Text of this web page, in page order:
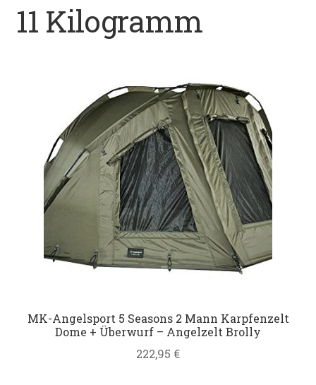
Angelreisen
Impressum
Kontakt
Shop
11 Kilogramm
MK-Angelsport 5 Seasons 2 Mann Karpfenzelt
Dome + Überwurf – Angelzelt Brolly
222,95 €